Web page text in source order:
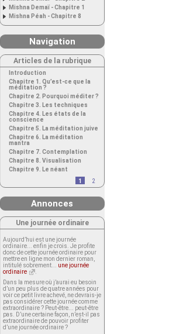
Mishna Demaï - Chapitre 1
Mishna Péah - Chapitre 8
Navigation
Articles de la rubrique
Introduction
Chapitre 1. Qu’est-ce que la
méditation ?
Chapitre 2. Pourquoi méditer ?
Chapitre 3. Les techniques
Chapitre 4. Les états de la
conscience
Chapitre 5. La méditation juive
Chapitre 6. La méditation
mantra
Chapitre 7. Contemplation
Chapitre 8. Visualisation
Chapitre 9. Le néant
1
2
Annonces
Une journée ordinaire
Aujourd’hui est une journée
ordinaire... enfin je crois. Je profite
donc de cette journée ordinaire pour
mettre en ligne mon dernier roman,
intitulé sobrement... une journée
ordinaire
Dans la mesure où j’aurai eu besoin
d’un peu plus de quatre années pour
voir ce petit livre achevé, ne devrais-je
pas considérer cette journée comme
extraordinaire ? Peut-être... peut-être
pas. D’une certaine façon, n’est-il pas
extraordinaire de pouvoir profiter
d’une journée ordinaire ?